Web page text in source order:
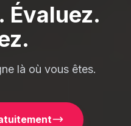
Évaluez.
là où vous êtes.